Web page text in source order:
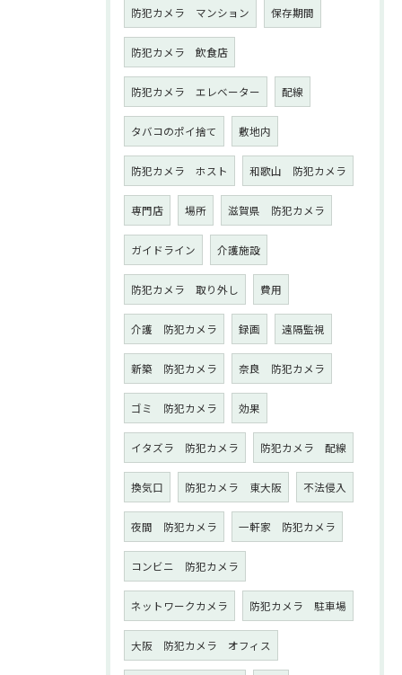
防犯カメラ マンション 保存期間
防犯カメラ 飲食店
防犯カメラ エレベーター 配線
タバコのポイ捨て 敷地内
防犯カメラ ホスト 和歌山 防犯カメラ
専門店 場所 滋賀県 防犯カメラ
ガイドライン 介護施設
防犯カメラ 取り外し 費用
介護 防犯カメラ 録画 遠隔監視
新築 防犯カメラ 奈良 防犯カメラ
ゴミ 防犯カメラ 効果
イタズラ 防犯カメラ 防犯カメラ 配線
換気口 防犯カメラ 東大阪 不法侵入
夜間 防犯カメラ 一軒家 防犯カメラ
コンビニ 防犯カメラ
ネットワークカメラ 防犯カメラ 駐車場
大阪 防犯カメラ オフィス